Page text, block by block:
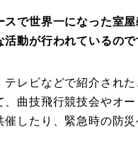
で世界一になった室屋
動が行われているので
レビなどで紹介され
曲技飛行競技会やオ
したり、緊急時の防